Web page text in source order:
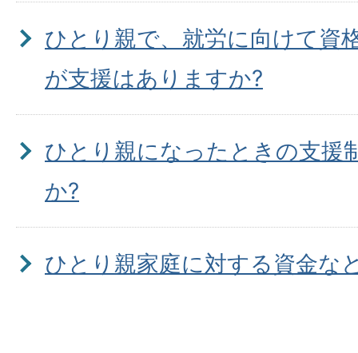
ひとり親で、就労に向けて資
が支援はありますか?
ひとり親になったときの支援
か?
ひとり親家庭に対する資金な